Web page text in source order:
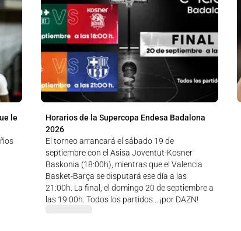
le
Horarios de la Supercopa Endesa Badalona
2026
El torneo arrancará el sábado 19 de
septiembre con el Asisa Joventut-Kosner
Baskonia (18:00h), mientras que el Valencia
Basket-Barça se disputará ese día a las
21:00h. La final, el domingo 20 de septiembre a
las 19:00h. Todos los partidos... ¡por DAZN!